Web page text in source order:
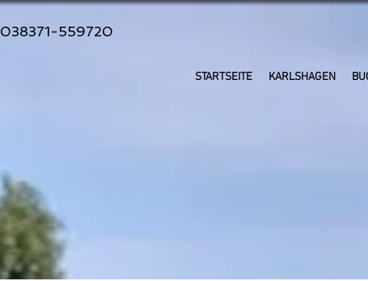
038371-559720
STARTSEITE KARLSHAGEN